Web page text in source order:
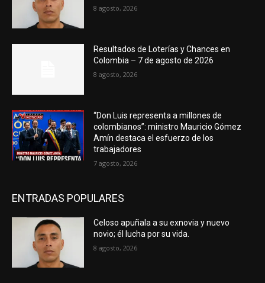
8 agosto, 2026
Resultados de Loterías y Chances en
Colombia – 7 de agosto de 2026
8 agosto, 2026
“Don Luis representa a millones de
colombianos”: ministro Mauricio Gómez
Amín destaca el esfuerzo de los
trabajadores
7 agosto, 2026
ENTRADAS POPULARES
Celoso apuñala a su exnovia y nuevo
novio; él lucha por su vida.
8 agosto, 2026